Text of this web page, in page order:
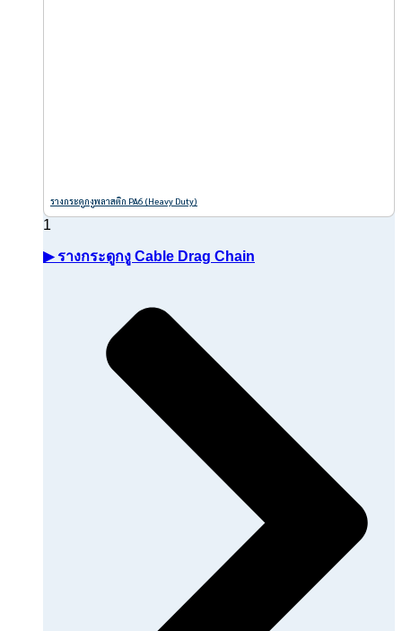
รางกระดูกงูพลาสติก PA6 (Heavy Duty)
▶ รางกระดูกงู Cable Drag Chain